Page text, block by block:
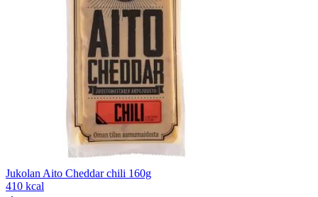
Jukolan Aito Cheddar chili 160g
410 kcal